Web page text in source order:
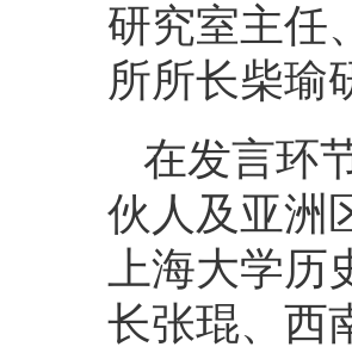
研究室主任
所所长柴瑜
在发言环
伙人及亚洲
上海大学
长张琨、西